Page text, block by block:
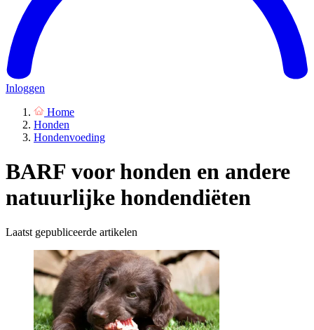
Inloggen
Home
Honden
Hondenvoeding
BARF voor honden en andere
natuurlijke hondendiëten
Laatst gepubliceerde artikelen